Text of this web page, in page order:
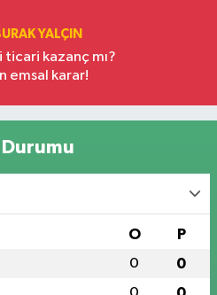
YALÇIN
kazanç mı?
emsal karar!
O P
0 0